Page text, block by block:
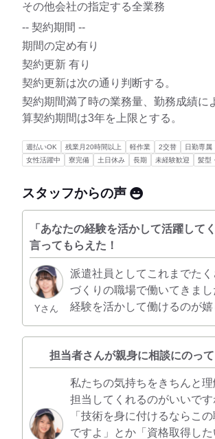
その他会社の指定する全業務
-- 契約期間 --
期間の定め有り
契約更新 有り
契約更新は次の通り判断する。
契約期間満了時の業務量、勤務成績に
算契約期間は3年を上限とする。
週払いOK 残業月20時間以上 軽作業 2交替 日勤専属
女性活躍中
寮完備 土日休み 長期 未経験歓迎 髪型
スタッフからの声
「あなたの経験を活かして活躍して
言ってもらえた！
Yさん
派遣社員としてこれまでたく
づくりの職場で働いてきま
経験を活かして働けるのが
担当者さんが親身に相談にのって
私たちの気持ちをきちんと理
担当してくれるのがいいで
「技術を身に付けるならこ
ですよ」とか「資格取得し